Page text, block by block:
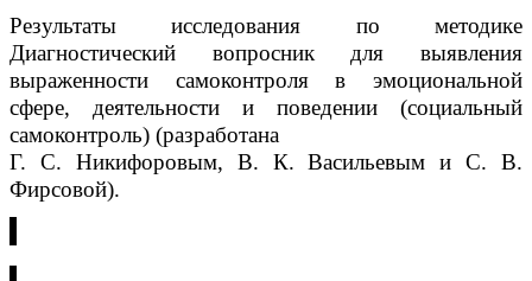
Результаты исследования по методике
Диагностический вопросник для выявления
выраженности самоконтроля в эмоциональной
сфере, деятельности и поведении (социальный
самоконтроль) (разработана
Г. С. Никифоровым, В. К. Васильевым и С. В.
Фирсовой).